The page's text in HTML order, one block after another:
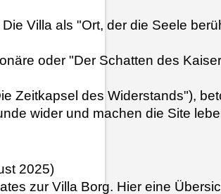
Villa als "Ort, der die Seele
oder "Der Schatten des
Zeitkapsel des Widerstands"),
wider und machen die Site
2025)
zur Villa Borg. Hier eine